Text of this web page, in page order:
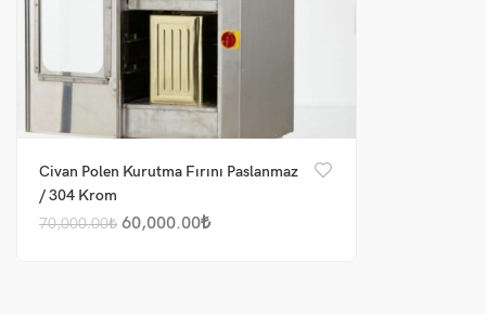
Civan Polen Kurutma Fırını Paslanmaz
/ 304 Krom
70,000.00₺ 60,000.00₺